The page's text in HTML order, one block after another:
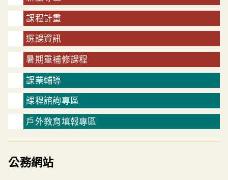
課程計畫
選課資訊
暑期重補修課程
課業輔導
課程諮詢專區
戶外教育填報專區
公務網站